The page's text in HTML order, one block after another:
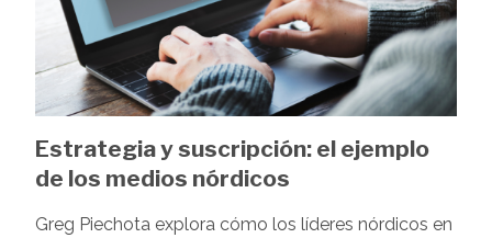
Estrategia y suscripción: el ejemplo
de los medios nórdicos
Greg Piechota explora cómo los líderes nórdicos en